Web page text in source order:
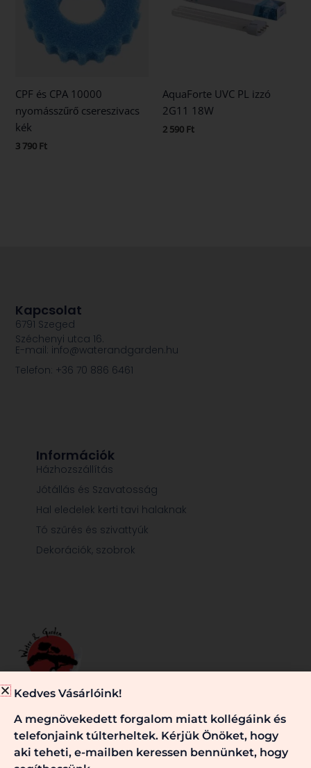
CPF és CPA 10000
nyomásszűrő csereszivacs
kék
3 790 Ft
AquaForte UVC PL izzó
2G11 18W
2 590 Ft
szükséges, nálunk megtalálható. Kérje véleményünket,
szaktanácsainkat! Keressen bennünket!
Információk
Házhozszállítás
Jótállás és Szavatosság
Hal eledelek kerti tavi halaknak
Tó szűrés és szivattyúk
Dekorációk, szobrok
Kapcsolat
6791 Szeged
Széchenyi utca 16.
E-mail: info@waterandgarden.hu
Telefon: +36 70 886 6461
Kedves Vásárlóink!
A megnövekedett forgalom miatt kollégáink és
telefonjaink túlterheltek. Kérjük Önöket, hogy
aki teheti, e-mailben keressen bennünket, hogy